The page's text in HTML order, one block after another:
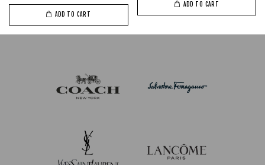
ADD TO CART
ADD TO CART